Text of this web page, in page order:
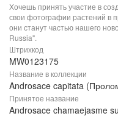
Хочешь принять участие в
свои фотографии растений в
они станут частью нашего
Russia".
Штрихкод
MW0123175
Название в коллекции
Androsace capitata
Принятое название
Androsace chamaejasme